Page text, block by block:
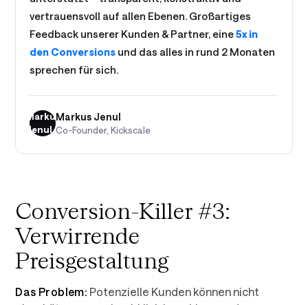
vertrauensvoll auf allen Ebenen. Großartiges
Feedback unserer Kunden & Partner, eine5x in
den Conversions und das alles in rund 2 Monaten
sprechen für sich.
Markus
Jenul
Markus Jenul
Co-Founder, Kickscale
Conversion-Killer #3:
Verwirrende
Preisgestaltung
Das Problem: Potenzielle Kunden können nicht